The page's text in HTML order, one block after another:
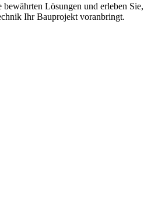
bewährten Lösungen und erleben Sie,
Ihr Bauprojekt voranbringt.